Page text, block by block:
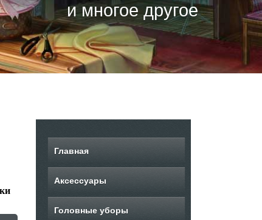
и многое другое
Главная
Аксессуары
Головные уборы